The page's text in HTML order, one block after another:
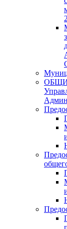
ОБЩИЕ